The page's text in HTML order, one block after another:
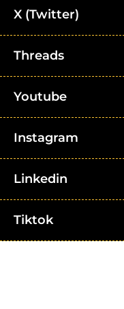
X (Twitter)
Threads
Youtube
Instagram
Linkedin
Tiktok